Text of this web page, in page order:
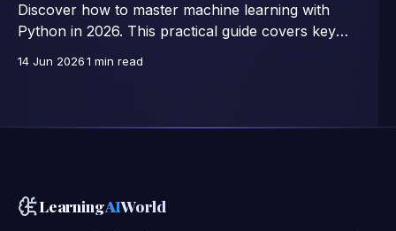
Discover how to master machine learning with
Python in 2026. This practical guide covers key
14 Jun 20261 min read
LearningAIWorld